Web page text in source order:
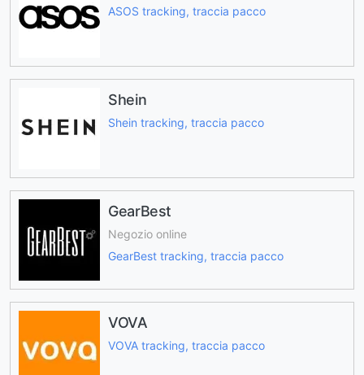
ASOS tracking, traccia pacco
Shein
Shein tracking, traccia pacco
GearBest
Negozio online
GearBest tracking, traccia pacco
VOVA
VOVA tracking, traccia pacco